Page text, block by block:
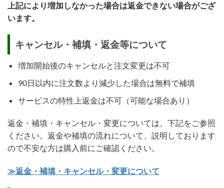
上記により増加しなかった場合は返金できない場合がござ
います。
キャンセル・補填・返金等について
増加開始後のキャンセルと注文変更は不可
90日以内に注文数より減少した場合は無料で補填
サービスの特性上返金は不可（可能な場合あり）
返金・補填・キャンセル・変更については、下記をご参照
ください。返金や補填の流れについて、説明しております
ので不安な方は購入前にご確認ください。
≫返金・補填・キャンセル・変更について